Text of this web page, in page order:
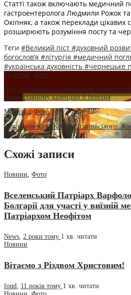
Статті також включають медичний
гастроентеролога Людмили Рожок та
Окіпняк, а також переклади цікавих
розширюють розуміння посту та
Теги #Великий піст #духовний
богослов’я #літургія #медичний
#українська духовність #чернецьке
Молитва
Фото
Пам’ять святителів-мучеників та
Православному календарі 6 березня
Молитва,Фото
Свято мученика Конона Ісаврійського:
смерть
Схожі записи
Новини, Фото
Вселенський Патріарх
Болгарії для участі у виїзній
Патріархом Неофітом
News, 2 роки тому 1 хв. читати
Новини
Вітаємо з Різдвом Христовим!
fond, 11 років тому 1 хв. читати